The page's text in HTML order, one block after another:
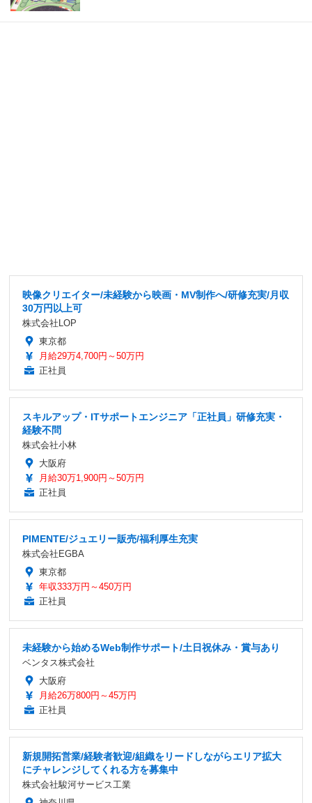
映像クリエイター/未経験から映画・MV制作へ/研修充実/月収
30万円以上可
株式会社LOP
東京都
月給29万4,700円～50万円
正社員
スキルアップ・ITサポートエンジニア「正社員」研修充実・
経験不問
株式会社小林
大阪府
月給30万1,900円～50万円
正社員
PIMENTE/ジュエリー販売/福利厚生充実
株式会社EGBA
東京都
年収333万円～450万円
正社員
未経験から始めるWeb制作サポート/土日祝休み・賞与あり
ベンタス株式会社
大阪府
月給26万800円～45万円
正社員
新規開拓営業/経験者歓迎/組織をリードしながらエリア拡大
にチャレンジしてくれる方を募集中
株式会社駿河サービス工業